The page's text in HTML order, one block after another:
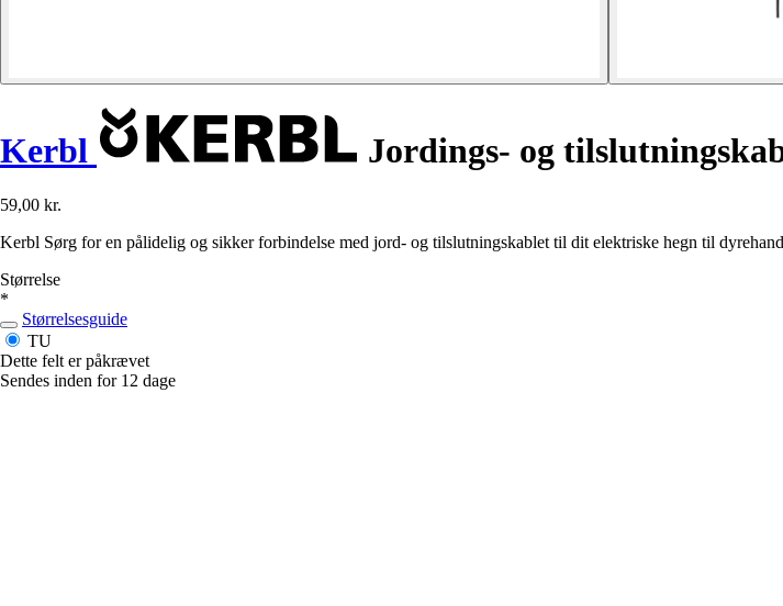
Kerbl Jordings- og
59,00 kr.
Kerbl Sørg for en pålidelig og sikker forbindelse med jord- og tilslutningskablet til dit elektriske hegn til
Størrelse
*
Størrelsesguide
TU
Dette felt er påkrævet
Sendes inden for 12 dage